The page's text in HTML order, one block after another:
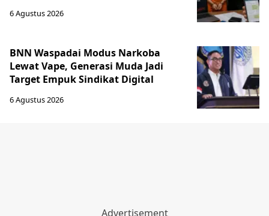
6 Agustus 2026
BNN Waspadai Modus Narkoba
Lewat Vape, Generasi Muda Jadi
Target Empuk Sindikat Digital
6 Agustus 2026